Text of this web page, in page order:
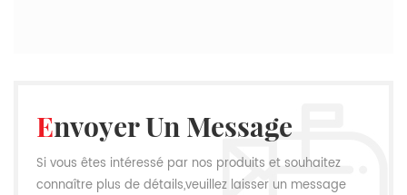
Envoyer Un Message
Si vous êtes intéressé par nos produits et souhaitez
connaître plus de détails,veuillez laisser un message